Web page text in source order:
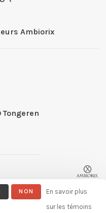
Ambiorix
Tongeren
NON
En savoir plus
sur les témoins